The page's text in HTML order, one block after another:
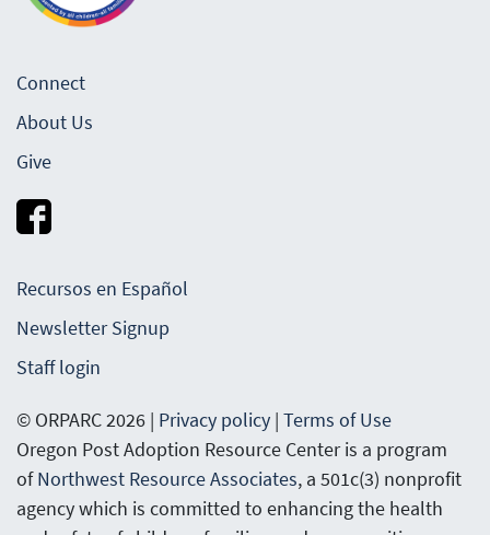
Connect
About Us
Give
Recursos en Español
Newsletter Signup
Staff login
© ORPARC 2026 | Privacy policy | Terms of Use
Oregon Post Adoption Resource Center is a program
of Northwest Resource Associates, a 501c(3) nonprofit
agency which is committed to enhancing the health